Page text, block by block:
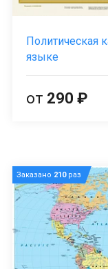
Политическая
языке
от 290 ₽
Заказано 210раз